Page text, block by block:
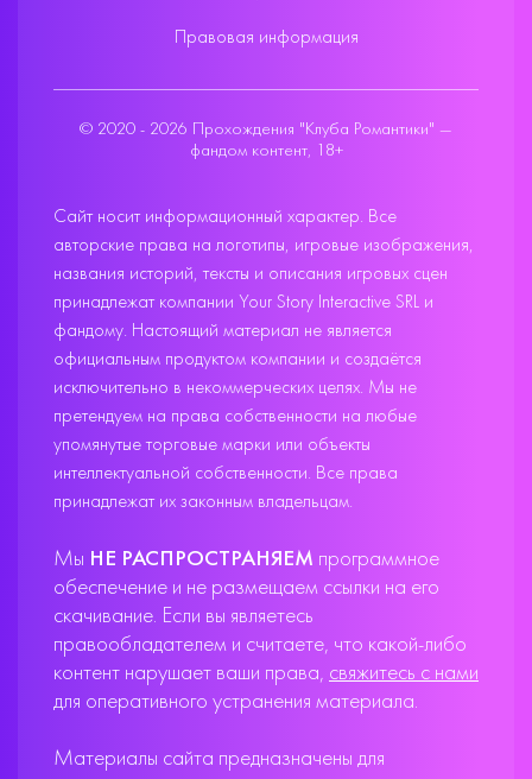
Правовая информация
© 2020 - 2026 Прохождения "Клуба Романтики" —
фандом контент, 18+
Сайт носит информационный характер. Все
авторские права на логотипы, игровые изображения,
названия историй, тексты и описания игровых сцен
принадлежат компании Your Story Interactive SRL и
фандому. Настоящий материал не является
официальным продуктом компании и создаётся
исключительно в некоммерческих целях. Мы не
претендуем на права собственности на любые
упомянутые торговые марки или объекты
интеллектуальной собственности. Все права
принадлежат их законным владельцам.
Мы НЕ РАСПРОСТРАНЯЕМ программное
обеспечение и не размещаем ссылки на его
скачивание. Если вы являетесь
правообладателем и считаете, что какой-либо
контент нарушает ваши права, свяжитесь с нами
для оперативного устранения материала.
Материалы сайта предназначены для